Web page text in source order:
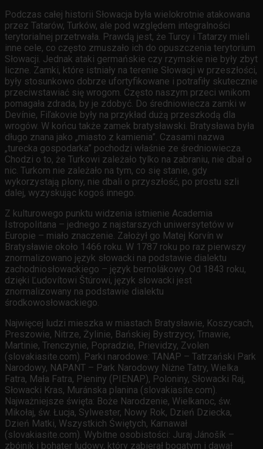
Podczas całej historii Słowacja była wielokrotnie atakowana
przez Tatarów, Turków, ale pod względem integralności
terytorialnej przetrwała. Prawdą jest, że Turcy i Tatarzy mieli
inne cele, co często zmuszało ich do opuszczenia terytorium
Słowacji. Jednak ataki germańskie czy rzymskie nie były zbyt
liczne. Zamki, które istniały na terenie Słowacji w przeszłości,
były stosunkowo dobrze ufortyfikowane i potrafiły skutecznie
przeciwstawiać się wrogom. Często naszym przeci wnikom
pomagała zdrada, by je zdobyć. Do średniowiecza zamki w
Devínie, Fiľakovie były na przykład dużą przeszkodą dla
wrogów. W końcu także zamek bratysławski. Bratysława była
długo znana jako „miasto z kamienia”. Czasami nazwa
„turecka gospodarka” pochodzi właśnie ze średniowiecza.
Chodzi o to, że Turkowi zależało tylko na zabraniu, nie dbał o
nic. Turkom nie zależało na tym, co się stanie, gdy
wykorzystają plony, nie dbali o przyszłość, po prostu szli
dalej, wyzyskując kogoś innego.
Z kulturowego punktu widzenia istnienie Academia
Istropolitana – jednego z najstarszych uniwersytetów w
Europie – miało znaczenie. Założył go Matej Korvín w
Bratysławie około 1466 roku. W 1787 roku po raz pierwszy
znormalizowano język słowacki na podstawie dialektu
zachodniosłowackiego – język bernolákowy. Od 1843 roku,
dzięki Ľudovítowi Štúrowi, język słowacki jest
znormalizowany na podstawie dialektu
środkowosłowackiego.
Najwięcej ludzi mieszka w miastach Bratysławie, Koszycach,
Preszowie, Nitrze, Żylinie, Bańskiej Bystrzycy, Trnawie,
Martinie, Trenczynie, Popradzie, Prievidzy, Zvolen
(slovakiasite.com). Parki narodowe: TANAP – Tatrzański Park
Narodowy, NAPANT – Park Narodowy Niżne Tatry, Wielka
Fatra, Mała Fatra, Pieniny (PIENAP), Poloniny, Słowacki Raj,
Słowacki Kras, Muránska planina (slovakiasite.com).
Najważniejsze święta: Boże Narodzenie, Wielkanoc, św.
Mikołaj, św. Łucja, Sylwester, Nowy Rok, Dzień Dziecka,
Dzień Matki, Wszystkich Świętych, Karnawał
(slovakiasite.com). Wybitne osobistości: Juraj Jánošík –
zbójnik i bohater ludowy, który zabierał bogatym i dawał